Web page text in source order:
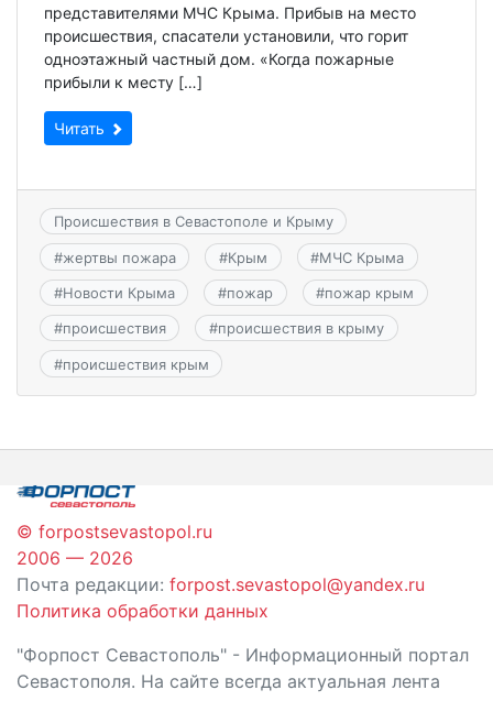
представителями МЧС Крыма. Прибыв на место
происшествия, спасатели установили, что горит
одноэтажный частный дом. «Когда пожарные
прибыли к месту […]
Читать
Происшествия в Севастополе и Крыму
#жертвы пожара #Крым #МЧС Крыма
#Новости Крыма #пожар #пожар крым
#происшествия #происшествия в крыму
#происшествия крым
© forpostsevastopol.ru
2006 — 2026
Почта редакции: forpost.sevastopol@yandex.ru
Политика обработки данных
"Форпост Севастополь" - Информационный портал
Севастополя. На сайте всегда актуальная лента